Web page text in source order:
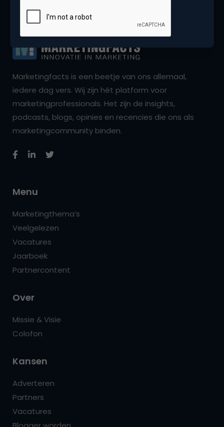
Marketingfacts is een beetje van ons allemaal,
iedere dag vers. Wij zijn hét platform voor
marketingprofessionals. Het zijn de insights,
podcasts, blogs, opinies en recencies die ons als
marketingcommunity binden.
Menu
Marketingthema’s
Veelgelezen
Vacatures
Jaarboek
Partnercontent
Over
Missie & Visie
Colofon
Kansen
Adverteren
Partners
Vacatures